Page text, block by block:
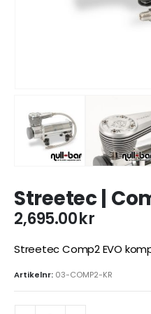
Streetec |
2,695.00kr
Streetec Comp2 EVO
Artikelnr: 03-COMP2-KR